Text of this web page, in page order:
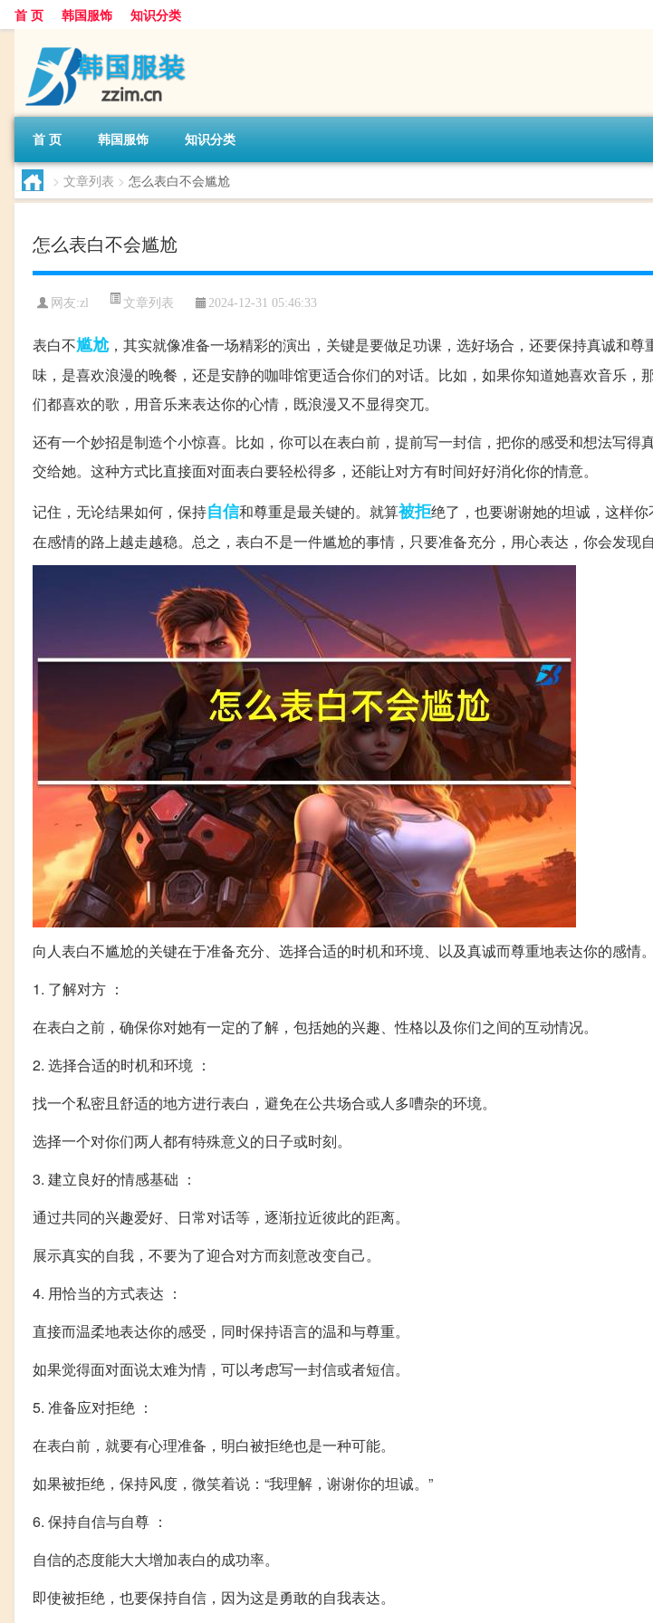
首 页 韩国服饰 知识分类
首 页 韩国服饰 知识分类
> 文章列表 > 怎么表白不会尴尬
怎么表白不会尴尬
网友:zl 文章列表 2024-12-31 05:46:33
表白不尴尬，其实就像准备一场精彩的演出，关键是要做足功课，选好场合，还要保持真诚和尊
味，是喜欢浪漫的晚餐，还是安静的咖啡馆更适合你们的对话。比如，如果你知道她喜欢音乐，
们都喜欢的歌，用音乐来表达你的心情，既浪漫又不显得突兀。
还有一个妙招是制造个小惊喜。比如，你可以在表白前，提前写一封信，把你的感受和想法写得
交给她。这种方式比直接面对面表白要轻松得多，还能让对方有时间好好消化你的情意。
记住，无论结果如何，保持自信和尊重是最关键的。就算被拒绝了，也要谢谢她的坦诚，这样
在感情的路上越走越稳。总之，表白不是一件尴尬的事情，只要准备充分，用心表达，你会发现
向人表白不尴尬的关键在于准备充分、选择合适的时机和环境、以及真诚而尊重地表达你的感情
1. 了解对方 ：
在表白之前，确保你对她有一定的了解，包括她的兴趣、性格以及你们之间的互动情况。
2. 选择合适的时机和环境 ：
找一个私密且舒适的地方进行表白，避免在公共场合或人多嘈杂的环境。
选择一个对你们两人都有特殊意义的日子或时刻。
3. 建立良好的情感基础 ：
通过共同的兴趣爱好、日常对话等，逐渐拉近彼此的距离。
展示真实的自我，不要为了迎合对方而刻意改变自己。
4. 用恰当的方式表达 ：
直接而温柔地表达你的感受，同时保持语言的温和与尊重。
如果觉得面对面说太难为情，可以考虑写一封信或者短信。
5. 准备应对拒绝 ：
在表白前，就要有心理准备，明白被拒绝也是一种可能。
如果被拒绝，保持风度，微笑着说：“我理解，谢谢你的坦诚。”
6. 保持自信与自尊 ：
自信的态度能大大增加表白的成功率。
即使被拒绝，也要保持自信，因为这是勇敢的自我表达。